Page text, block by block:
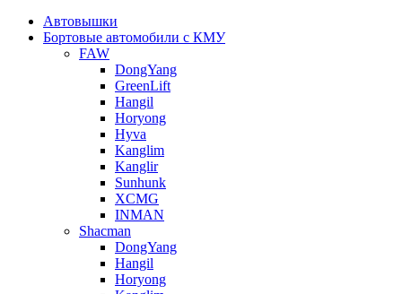
Автовышки
Бортовые автомобили с КМУ
FAW
DongYang
GreenLift
Hangil
Horyong
Hyva
Kanglim
Kanglir
Sunhunk
XCMG
INMAN
Shacman
DongYang
Hangil
Horyong